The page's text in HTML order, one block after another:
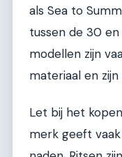
als Sea to
tussen de 30
modellen zijn
materiaal en
Let bij het
merk geeft